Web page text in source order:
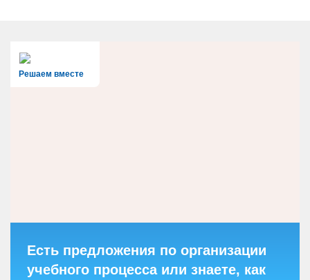
Решаем вместе
Есть предложения по организации
учебного процесса или знаете, как